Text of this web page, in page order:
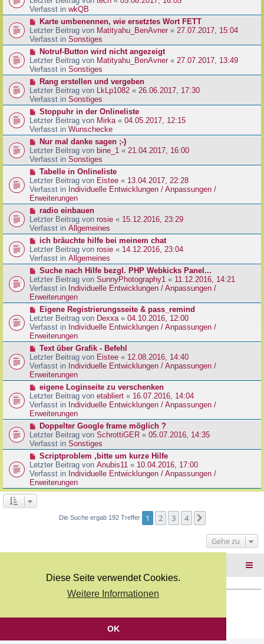
Diese Seite verwendet Cookies.
Weitere Informationen
OK
a
g
B
e
t
r
a
g
u
e
r
B
e
t
r
a
g
Verfasst in wkQB
N
e
u
e
r
B
e
t
r
a
g
Karte umbenennen, wie ersetztes Wort FETT
Letzter Beitrag von Matityahu_BenAvner « 27.07.2017, 15:04
Verfasst in Sonstiges
N
e
u
e
r
B
e
t
r
a
g
Notruf-Button wird nicht angezeigt
Letzter Beitrag von Matityahu_BenAvner« 27.07.2017, 13:49
Verfasst in Sonstiges
N
e
u
e
r
B
e
t
r
a
g
Rang erstellen und vergeben
Letzter Beitrag von LkLp1082 « 26.06.2017, 17:30
Verfasst in Sonstiges
N
e
u
e
r
B
e
t
r
a
g
Stoppuhr in der Onlineliste
Letzter Beitrag von Mirka« 04.05.2017, 12:15
Verfasst in Wunschecke
N
e
u
e
r
B
e
i
r
a
g
Nur mal danke sagen ;-)
Letzter Beitrag von bine_1 « 21.04.2017, 16:00
Verfasst in Sonstiges
N
e
u
e
r
B
e
i
r
a
g
Tabelle in Onlineliste
Letzter Beitrag von Eistee « 13.04.2017, 22:28
Verfasst in Individuelle Entwicklungen / Anpassungen /
Erweiterungen
N
e
u
e
r
B
e
t
r
a
g
radio einbauen
Letzter Beitrag von rosie « 15.12.2016, 23:29
Verfasst in Allgemeines
N
e
u
e
r
B
e
i
r
a
g
ich bräuchte hilfe bei meinem chat
Letzter Beitrag von rosie « 14.12.2016, 23:04
Verfasst in Allgemeines
N
e
u
e
r
B
e
i
t
a
g
Suche nach Hilfe bezgl. PHP Webkicks Panel...
Letzter Beitrag von SunnyPhotography1 « 11.12.2016, 14:21
Verfasst in Individuelle Entwicklungen / Anpassungen /
Erweiterungen
N
e
u
e
r
B
e
i
t
a
g
Eigene Registrierungsseite & pass_remind
Letzter Beitrag von Dexxa« 04.10.2016, 12:00
Verfasst in Individuelle Entwicklungen / Anpassungen /
Erweiterungen
N
e
u
e
r
B
e
i
t
a
g
Text über Grafik - Befehl
Letzter Beitrag von Eistee « 12.08.2016, 14:40
Verfasst in Individuelle Entwicklungen / Anpassungen /
Erweiterungen
N
e
u
e
r
B
e
i
r
a
g
eigene Loginseite zu verschenken
Letzter Beitrag von etabliert « 16.07.2016, 14:04
Verfasst in Individuelle Entwicklungen / Anpassungen /
Erweiterungen
N
e
u
e
r
B
e
i
t
r
Doppelter Google frame möglich ?
Letzter Beitrag von SchrottiGER « 05.07.2016, 14:35
Verfasst in Sonstiges
N
e
u
e
r
e
g
Scriptproblem ,bitte um kurze Hilfe
Letzter Beitrag von Anubis11 « 10.04.2016, 17:00
Verfasst in Individuelle Entwicklungen / Anpassungen /
Erweiterungen
Die Suche ergab 192 Treffer 1 2 3 4
Gehe zu
Deutsche Übersetzung durchphpBB.de